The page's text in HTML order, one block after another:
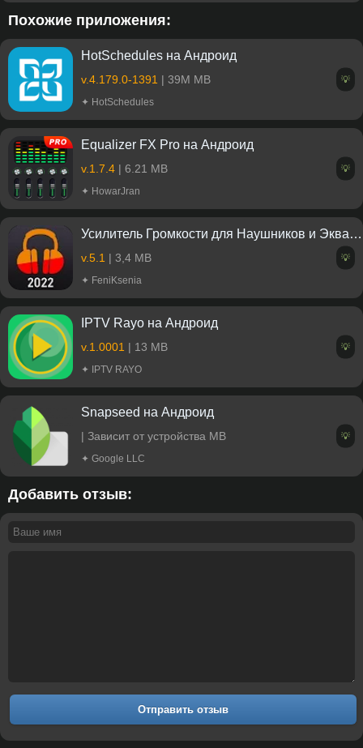
Похожие приложения:
HotSchedules на Андроид
v.4.179.0-1391 | 39M MB
✦ HotSchedules
💡
Equalizer FX Pro на Андроид
v.1.7.4 | 6.21 MB
✦ HowarJran
💡
Усилитель Громкости для Наушников и Эквалайзер на Андроид
v.5.1 | 3,4 MB
✦ FeniKsenia
💡
IPTV Rayo на Андроид
v.1.0001 | 13 MB
✦ IPTV RAYO
💡
Snapseed на Андроид
| Зависит от устройства MB
✦ Google LLC
💡
Добавить отзыв:
Отправить отзыв